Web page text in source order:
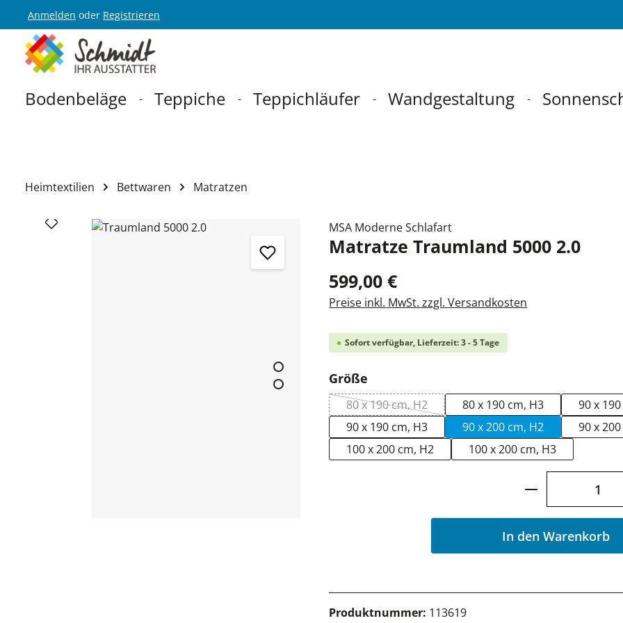
Hauptnavigation springen
Anmelden oder Registrieren
Bodenbeläge Teppiche Teppichläufer Wandgestaltung
Heimtextilien Bettwaren Matratzen
Bildergalerie überspringen MSA Moderne Schlafart
Matratze Traumland 5000 2.0
599,00 €
Preise inkl. MwSt. zzgl. Versandkosten
Sofort verfügbar, Lieferzeit: 3 - 5 Tage
Größe
80 x 190 cm, H2(Diese Option ist zurzeit nicht verfügbar.)
80 x 190 cm, H3
90 x
90 x 190 cm, H3
90 x 200 cm, H2
90 x
100 x 200 cm, H2
100 x 200 cm, H3
Produkt
In den Warenkorb
Produktnummer: 113619